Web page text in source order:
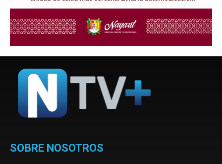
SOBRE NOSOTROS